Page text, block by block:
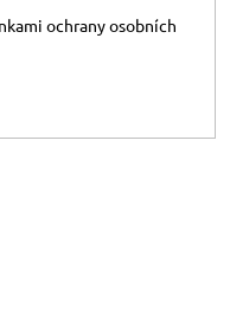
ochrany osobních